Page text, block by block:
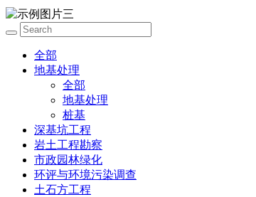
全部
地基处理
全部
地基处理
桩基
深基坑工程
岩土工程勘察
市政园林绿化
环评与环境污染调查
土石方工程